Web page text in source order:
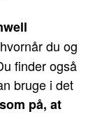
du og
finder også
bruge i det
på, at